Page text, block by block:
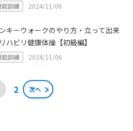
能訓練 2024/11/06
キーウォークのやり方・立って出来
ハビリ健康体操【初級編】
能訓練 2024/11/06
投
稿
2 次へ